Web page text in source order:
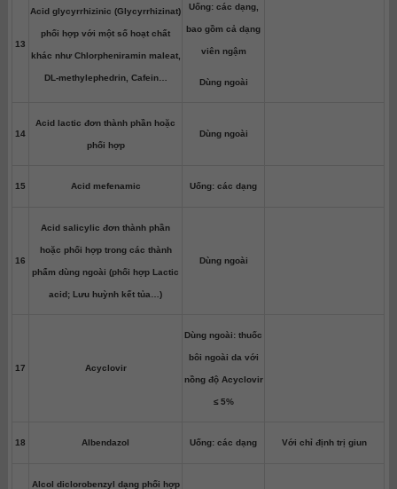
13
Acid glycyrrhizinic (Glycyrrhizinat)
phối hợp với một số hoạt chất
khác như Chlorpheniramin maleat,
DL-methylephedrin, Cafein…
Uống: các dạng,
bao gồm cả dạng
viên ngậm
Dùng ngoài
14
Acid lactic đơn thành phần hoặc
phối hợp
Dùng ngoài
15 Acid mefenamic Uống: các dạng
16
Acid salicylic đơn thành phần
hoặc phối hợp trong các thành
phẩm dùng ngoài (phối hợp Lactic
acid; Lưu huỳnh kết tủa…)
Dùng ngoài
17 Acyclovir
Dùng ngoài: thuốc
bôi ngoài da với
nồng độ Acyclovir
≤ 5%
18 Albendazol Uống: các dạng Với chỉ định trị giun
Alcol diclorobenzyl dạng phối hợp